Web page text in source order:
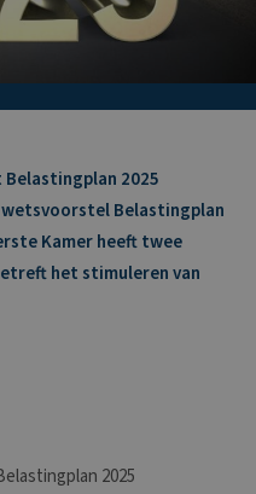
2025
Belastingplan
Kamer heeft twee
het stimuleren van
2025